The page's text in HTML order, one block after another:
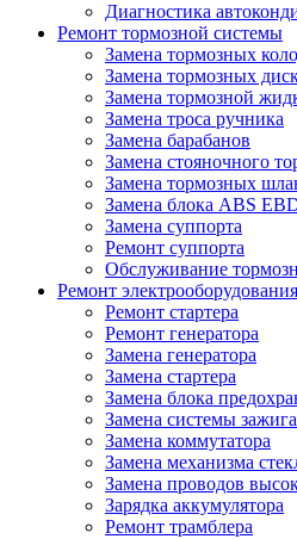
Диагностика
Ремонт тормозной системы
Замена тормозных
Замена тормозных
Замена тормозной
Замена троса ручника
Замена барабанов
Замена стояночного
Замена тормозных
Замена блока ABS
Замена суппорта
Ремонт суппорта
Обслуживание
Ремонт электрооборудования
Ремонт стартера
Ремонт генератора
Замена генератора
Замена стартера
Замена блока
Замена системы
Замена коммутатора
Замена механизма
Замена проводов
Зарядка аккумулятора
Ремонт трамблера